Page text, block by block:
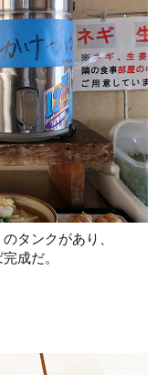
タンクがあり、
成だ。